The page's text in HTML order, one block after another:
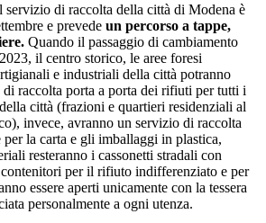
servizio di raccolta della città di Modena è
e prevede un percorso a tappe,
Quando il passaggio di cambiamento
il centro storico, le aree foresi
e industriali della città potranno
raccolta porta a porta dei rifiuti per tutti i
città (frazioni e quartieri residenziali al
invece, avranno un servizio di raccolta
la carta e gli imballaggi in plastica,
resteranno i cassonetti stradali con
per il rifiuto indifferenziato e per
essere aperti unicamente con la tessera
personalmente a ogni utenza.